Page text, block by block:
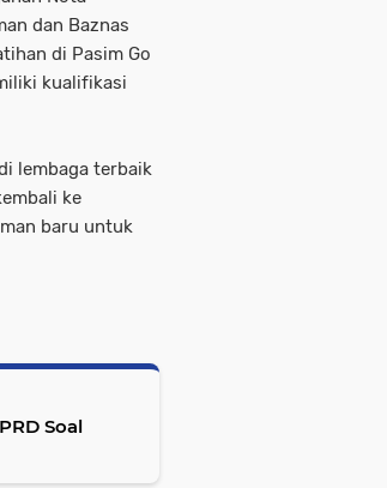
dan Baznas
di Pasim Go
kualifikasi
lembaga terbaik
ke
baru untuk
Soal